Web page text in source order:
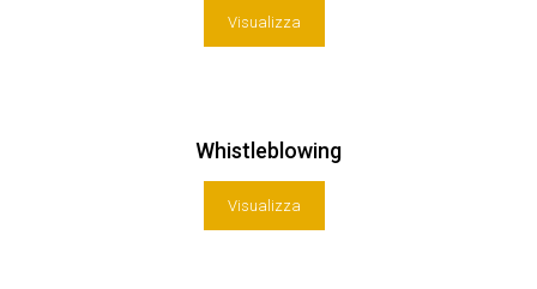
Visualizza
Whistleblowing
Visualizza